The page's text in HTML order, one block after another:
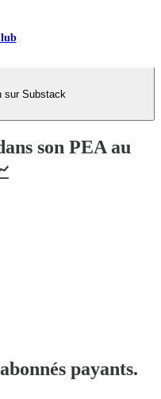
sur Substack
son PEA au
payants.